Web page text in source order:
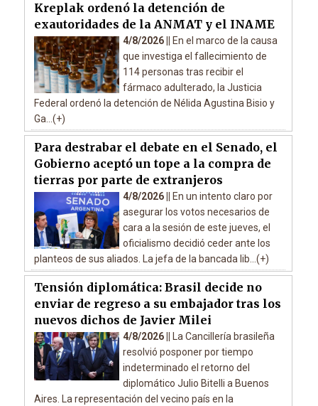
Kreplak ordenó la detención de
exautoridades de la ANMAT y el INAME
4/8/2026 ||
En el marco de la causa
que investiga el fallecimiento de
114 personas tras recibir el
fármaco adulterado, la Justicia
Federal ordenó la detención de Nélida Agustina Bisio y
Ga...(+)
Para destrabar el debate en el Senado, el
Gobierno aceptó un tope a la compra de
tierras por parte de extranjeros
4/8/2026 ||
En un intento claro por
asegurar los votos necesarios de
cara a la sesión de este jueves, el
oficialismo decidió ceder ante los
planteos de sus aliados. La jefa de la bancada lib...(+)
Tensión diplomática: Brasil decide no
enviar de regreso a su embajador tras los
nuevos dichos de Javier Milei
4/8/2026 ||
La Cancillería brasileña
resolvió posponer por tiempo
indeterminado el retorno del
diplomático Julio Bitelli a Buenos
Aires. La representación del vecino país en la